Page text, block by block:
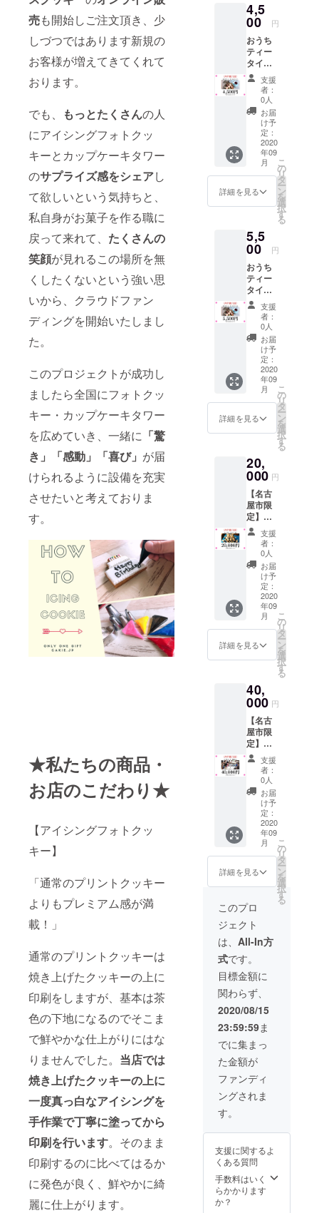
売も開始しご注文頂き、少
しづつではあります新規の
お客様が増えてきてくれて
おります。
でも、
もっとたくさんの人
にアイシングフォトクッ
キーとカップケーキタワー
のサプライズ感をシェアし
て欲しいという気持ちと、
私自身がお菓子を作る職に
戻って来れて、 たくさんの
笑顔が見れるこの場所を無
くしたくないという強い思
いから、クラウドファン
ディングを開始いたしまし
た。
このプロジェクトが成功し
ましたら全国にフォトクッ
キー・カップケーキタワー
を広めていき、一緒に 「驚
き」「感動」「喜び」 が届
けられるように設備を充実
させたいと考えておりま
す。
★私たちの商品・
お店のこだわり★
【アイシングフォトクッ
キー】
「通常のプリントクッキー
よりもプレミアム感が満
載！」
通常のプリントクッキーは
焼き上げたクッキーの上に
印刷をしますが、基本は茶
色の下地になるのでそこま
で鮮やかな仕上がりにはな
りませんでした。 当店では
焼き上げたクッキーの上に
一度真っ白なアイシングを
手作業で丁寧に塗ってから
印刷を行います。そのまま
印刷するのに比べてはるか
に発色が良く、鮮やかに綺
麗に仕上がります。
真・大
好きな
ペット
の写
真・自
慢のイ
ラスト
をフォ
トクッ
キーに
してみ
ません
か？通
常販売
よりお
値打ち
価格で
した！
【フォ
トクッ
キー用
画像の
送り
方】 ≪
メール
希望≫
プロ
ジェク
ト終了
後こち
らから
メール
を送ら
せてい
@cakie
.jp） そ
ちらの
メール
に画像
を添付
しご返
信くだ
さい。
≪LINE
希望≫
プロ
ジェク
ト終了
後こち
メール
を送ら
ます。
そちら
のメー
ルに
「LINE
希望」
とご返
信くだ
さい。
LINE＠
QRコー
ドを添
付し返
信させ
ていた
すので
そちら
達登録
後LINE
にて画
像をお
送りく
ださ
い。
4,5
00 円
おうち
ティー
タイム
セット
小 アイ
スボッ
クス
クッ
キー3種
類（プ
レー
ン・コ
コア・
ストロ
ベ
リー）
（200グ
ラム）
×3本
アール
グレイ
ティー
オリジ
ナル
ティー
バッ
ク 5
パック
以上が
入った
簡単
ティー
タイム
カット
しても
60枚の
クッ
キーが
できま
す！ 定
価5,500
円（※
クール
便送料
込み）
➡4500
円でリ
ター
ン。 ア
イス
クール
便（冷
凍）に
てお届
けいた
しま
す。
カット
して焼
くだけ
です
が、
しっか
り焼き
方のレ
お付け
してお
ので お
菓子作
り初心
者の方
心して
お作り
頂けま
す！
（焼く
際には
オーブ
ンが必
要で
す。）
支援
者：
0人
お届
け予
定：
2020
年09
月
詳細を見る
こ
の
リ
タ
ー
ン
を
選
択
す
る
5,5
00 円
おうち
ティー
タイム
セット
大 アイ
スボッ
クス
クッ
キー5種
類 （プ
レー
ン・コ
コア・
ストロ
ベ
リー・
オレン
ジ）各1
本（200
グラ
ム）×5
本 アー
ルグレ
ティー
オリジ
ナル
ティー
バッ
ク 10
パック
以上が
入った
セット
の大満
足Ver.で
す。 厚
めに
カット
しても
なんと
100枚の
クッ
キーが
できま
す！ 定
価6,800
円（※
クール
便送料
円でリ
ン。 ア
イス
ボック
スクッ
キーは
クール
便（冷
凍）に
けいた
しま
す。
カット
して焼
くだけ
です
り焼き
方のレ
シピも
お付け
してお
ります
支援
者：
0人
お届
け予
定：
2020
年09
月
詳細を見る
こ
の
リ
タ
ー
ン
を
選
択
す
る
20,
000 円
【名古
屋市限
定】
カップ
ケーキ
タワー5
段設置
サービ
ントが
盛り上
がるこ
と間違
いなし
のカッ
プケー
ワーを
特別価
格にて
設置さ
せてい
ただき
ます！
50個の
カップ
ケーキ
を使っ
た5段の
タワー
になり
ます。
この度
いつも
ンでお
付けし
ている
アイシ
ング
クッ
キーも
特別に
提供さ
せてい
ただき
ます。
【サー
ビスオ
プショ
ン内
容】 ・
ハート
ング
クッ
キーS
10個 ・
メッ
セージ
支援
者：
0人
お届
け予
定：
2020
年09
月
詳細を見る
こ
の
リ
タ
ー
ン
を
選
択
す
る
40,
000 円
【名古
屋市限
定】親
子向け
アイシ
ング教
室出張
アイシ
ング
クッ
キー5枚
をお持
ち帰り
できる
親子向
けアイ
シング
教室を
出張で
承りま
す。 ア
イシン
グはペ
ンにし
た状態
で準備
いたし
ますの
で綺麗
に線を
引く方
法、綺
麗に色
を塗る
せてい
ます。
おうち
でもま
た出来
るよう
支援
者：
0人
お届
け予
定：
2020
年09
月
詳細を見る
こ
の
リ
タ
ー
ン
を
選
択
す
る
このプロ
ジェクト
は、 All-In方
式です。
目標金額に
関わらず、
2020/08/15
23:59:59ま
でに集まっ
た金額が
ファンディ
ングされま
す。
支援に関するよ
くある質問
手数料はいく
らかかります
か？